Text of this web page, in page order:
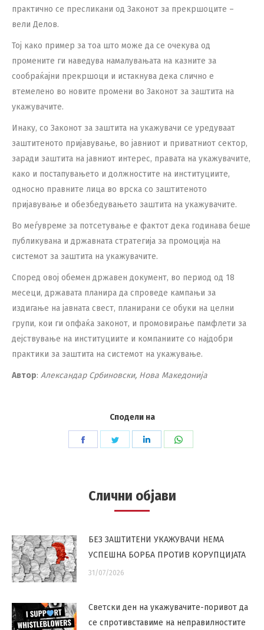
практично се пресликани од Законот за прекршоците –
вели Делов.
Тој како пример за тоа што може да се очекува од
промените ги наведува намалувањата на казните за
сообраќајни прекршоци и истакнува дека слично е
втемелено во новите промени во Законот за заштита на
укажувачите.
Инаку, со Законот за заштита на укажувачи се уредуваат
заштитеното пријавување, во јавниот и приватниот сектор,
заради заштита на јавниот интерес, правата на укажувачите,
како и постапувањето и должностите на институциите,
односно правните лица во врска со заштитеното
пријавување и обезбедувањето заштита на укажувачите.
Во меѓувреме за потсетување е фактот дека годинава беше
публикувана и државната стратегија за промоција на
системот за заштита на укажувачите.
Според овој обемен државен документ, во период од 18
месеци, државата планира да спроведе кампањи за
издигање на јавната свест, планирани се обуки на целни
групи, кои ги опфаќа законот, и промовирање памфлети за
дејствување на институциите и компаниите со најдобри
практики за заштита на системот на укажување.
Автор: Александар Србиновски, Нова Македонија
Сподели на
Share
Share
Share
Слични објави
БЕЗ ЗАШТИТЕНИ УКАЖУВАЧИ НЕМА
УСПЕШНА БОРБА ПРОТИВ КОРУПЦИЈАТА
31/07/2026
Светски ден на укажувачите-поривот да
се спротивставиме на неправилностите